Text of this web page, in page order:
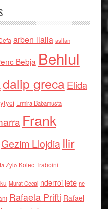
arben llalla asllan
Bebja Behlul
dalip grecaElida
Ermira Babamusta
Frank
Gezim Llojdia Ilir
Zylo Kolec Traboini
Murat Gecaj nderroi jete ne
Rafaela Prifti Rafael